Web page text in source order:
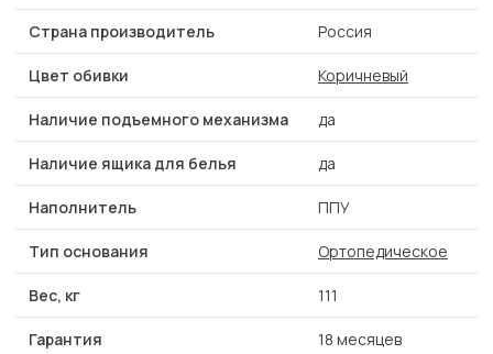
Страна производитель Россия
Цвет обивки Коричневый
Наличие подъемного механизма да
Наличие ящика для белья да
Наполнитель ППУ
Тип основания Ортопедическое
Вес, кг 111
Гарантия 18 месяцев